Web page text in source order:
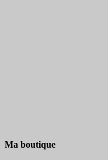
Ma boutique